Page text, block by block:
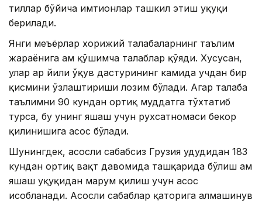
тиллар бўйича имтиҳонлар ташкил этиш ҳуқуқи
берилади.
Янги меъёрлар хорижий талабаларнинг таълим
жараёнига ҳам қўшимча талаблар қўяди. Хусусан,
улар ҳар йили ўқув дастурининг камида учдан бир
қисмини ўзлаштириши лозим бўлади. Агар талаба
таълимни 90 кундан ортиқ муддатга тўхтатиб
турса, бу унинг яшаш учун рухсатномаси бекор
қилинишига асос бўлади.
Шунингдек, асосли сабабсиз Грузия ҳудудидан 183
кундан ортиқ вақт давомида ташқарида бўлиш ҳам
яшаш ҳуқуқидан маҳрум қилиш учун асос
ҳисобланади. Асосли сабаблар қаторига алмашинув